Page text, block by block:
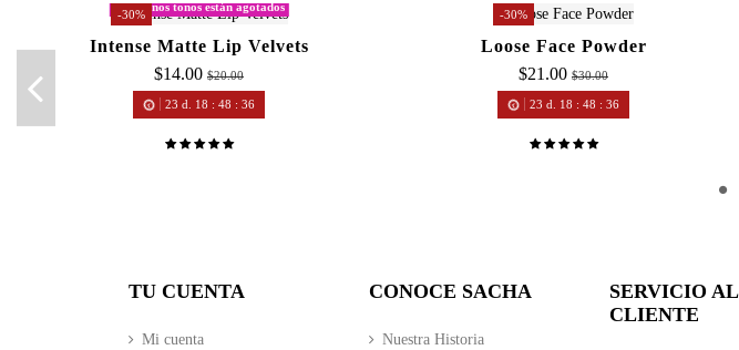
-30%
Algunos tonos están agotados
Intense Matte Lip Velvets
$14.00 $20.00
23 d. 18 :48 :36
-30%
Loose Face Powder
$21.00 $30.00
23 d. 18 :48 :36
TU CUENTA
Mi cuenta
CONOCE SACHA
Nuestra Historia
SERVICIO AL
CLIENTE